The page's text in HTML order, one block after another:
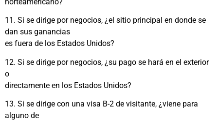
11. Si se dirige por negocios, ¿el sitio principal en donde se
dan sus ganancias
es fuera de los Estados Unidos?
12. Si se dirige por negocios, ¿su pago se hará en el exterior
o
directamente en los Estados Unidos?
13. Si se dirige con una visa B-2 de visitante, ¿viene para
alguno de